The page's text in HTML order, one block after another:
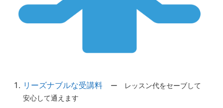
リーズナブルな受講料
ー レッスン代をセーブして
安心して通えます